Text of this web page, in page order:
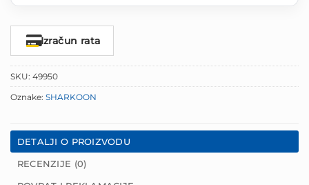
Izračun rata
SKU: 49950
Oznake: SHARKOON
DETALJI O PROIZVODU
RECENZIJE (0)